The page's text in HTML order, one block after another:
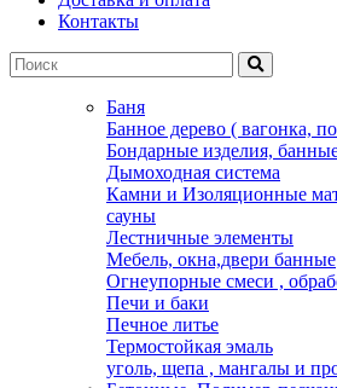
Контакты
Баня
Банное дерево ( вагонка,
Бондарные изделия,
Дымоходная система
Камни и Изоляционные
сауны
Лестничные элементы
Мебель, окна,двери банные
Огнеупорные смеси ,
Печи и баки
Печное литье
Термостойкая эмаль
уголь, щепа , мангалы и